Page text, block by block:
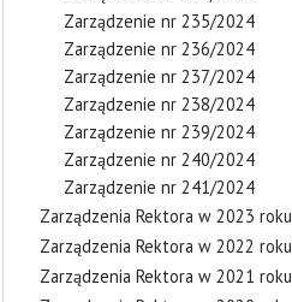
Zarządzenie nr 235/2024
Zarządzenie nr 236/2024
Zarządzenie nr 237/2024
Zarządzenie nr 238/2024
Zarządzenie nr 239/2024
Zarządzenie nr 240/2024
Zarządzenie nr 241/2024
Zarządzenia Rektora w 2023 roku
Zarządzenia Rektora w 2022 roku
Zarządzenia Rektora w 2021 roku